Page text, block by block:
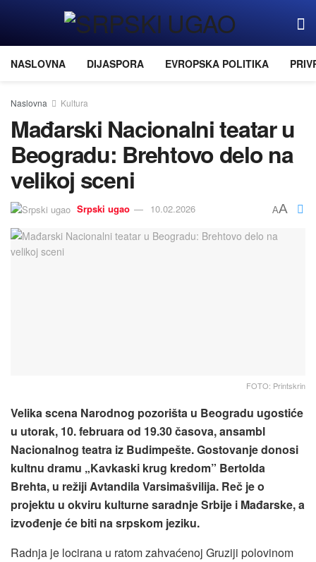
NASLOVNA DIJASPORA EVROPSKA POLITIKA
Naslovna Kultura
Mađarski Nacionalni teatar u
Beogradu: Brehtovo delo na
velikoj sceni
Srpski ugao 10.02.2026 AA
FOTO: Printskrin
Velika scena Narodnog pozorišta u Beogradu ugostiće
u utorak, 10. februara od 19.30 časova, ansambl
Nacionalnog teatra iz Budimpešte. Gostovanje donosi
kultnu dramu „Kavkaski krug kredom” Bertolda
Brehta, u režiji Avtandila Varsimašvilija. Reč je o
projektu u okviru kulturne saradnje Srbije i Mađarske, a
izvođenje će biti na srpskom jeziku.
Radnja je locirana u ratom zahvaćenoj Gruziji polovinom